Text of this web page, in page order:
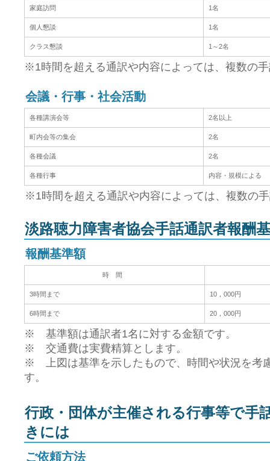
家庭訪問 1名
個人懇談 1名
クラス懇談 1～2名
※1時間を超える通訳や内容によっては、複数の
会議・行事・社会活動
各種講演会等 2名以上
町内会等の集会 2名
各種会議 2名
各種行事 内容・規模による
※1時間を超える通訳や内容によっては、複数の
淡路聴力障害者協会手話通訳者報酬
報酬基準額
時 間
3時間まで 10，000円
6時間まで 20，000円
※ 基準額は通訳者1名に対する金額です。
※ 交通費は実費精算とします。
※ 上図は基準を示したもので、時間や状況を考
す。
行政・団体が主催される行事等で手
きには
ご依頼方法